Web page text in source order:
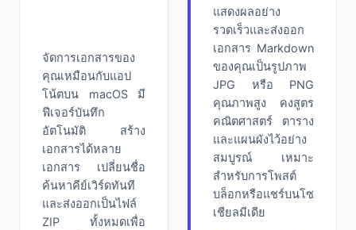
จัดการเอกสารของ
คุณเหมือนกับแอป
โน้ตบน macOS มี
ฟีเจอร์บันทึก
อัตโนมัติ สร้าง
เอกสารได้หลาย
เอกสาร เปลี่ยนชื่อ
ค้นหาคีย์เวิร์ดทันที
และส่งออกเป็นไฟล์
ZIP ทั้งหมดเพื่อ
แสดงผลอย่าง
รวดเร็วและส่งออก
เอกสาร Markdown
ของคุณเป็นรูปภาพ
JPG หรือ PNG
คุณภาพสูง คงสูตร
คณิตศาสตร์ ตาราง
และแผนผังไว้อย่าง
สมบูรณ์ เหมาะ
สำหรับการโพสต์
บล็อกหรือแชร์บนโซ
เชียลมีเดีย